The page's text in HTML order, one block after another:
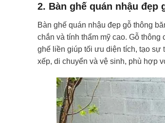
2. Bàn ghế quán nhậu đẹp
Bàn ghế quán nhậu đẹp gỗ thông
chắn và tính thẩm mỹ cao. Gỗ
ghế liền giúp tối ưu diện tích, tạo sự
xếp, di chuyển và vệ sinh, phù hợp